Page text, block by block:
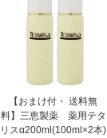
【おまけ付・ 送料無
料】三恵製薬 薬用テタ
リスα200ml(100ml×2本)